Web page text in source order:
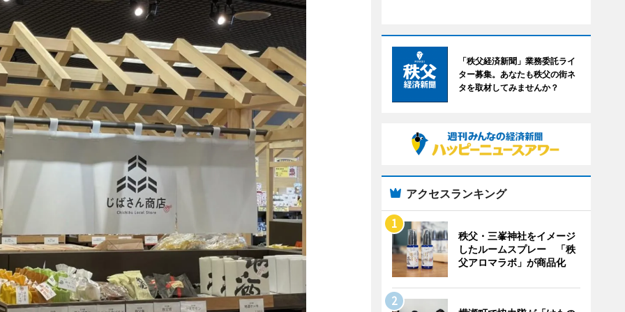
「秩父経済新聞」業務委託ライ
ター募集。あなたも秩父の街ネ
タを取材してみませんか？
アクセスランキング
秩父・三峯神社をイメージ
したルームスプレー 「秩
父アロマラボ」が商品化